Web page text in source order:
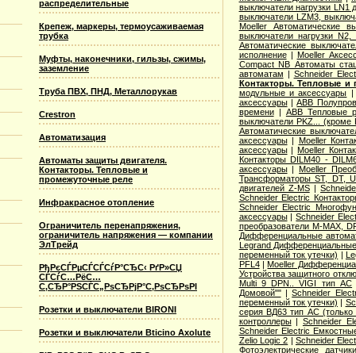
распределительные
Крепеж, маркеры, термоусаживаемая
трубка
Муфты, наконечники, гильзы, сжимы,
заземление
Труба ПВХ, ПНД, Металлорукав
Crestron
Автоматизация
Автоматы защиты двигателя.
Контакторы. Тепловые и
промежуточные реле
Инфракрасное отопление
Ограничитель перенапряжения,
ограничитель напряжения — компании
ЭлТрейд
РђРєСЃРµСЃСЃСѓР°СЂС‹ РґР»СЏ
СЃСѓС…РёС…
С‚СЂР°РЅСЃС„РѕСЂРјР°С‚РѕСЂРѕРІ
Розетки и выключатели BIRONI
Розетки и выключатели Bticino Axolute
выключатели нагрузки LN1
выключатели LZM3,
Moeller Автоматические
выключатели нагрузки
Автоматические
исполнение| Moeller
Compact NB Автоматы
автоматам | Schneider
Контакторы. Тепловые и
модульные и аксессуары
аксессуары|ABB
времени| ABB Тепловые
выключатели PKZ... (кроме
Автоматические
аксессуары| Moeller
аксессуары|Moeller
Контакторы DILM40 -
аксессуары|Moeller
Трансформаторы ST, DT,
двигателей Z-MS|
Schneider Electric
Schneider Electric
аксессуары|Schneider
преобразователи M-MAX,
Дифференциальные
Legrand
переменный ток утечки) |
PFL4|Moeller
Устройства защитного
Multi 9 DPN.. VIGI тип AС
Домовой""|Schneider
переменный ток утечки) |
серия ВД63 тип АС (только
контроллеры| Schneider
Schneider Electric
Zelio Logic 2 | Schneider
Фотоэлектрические датчики